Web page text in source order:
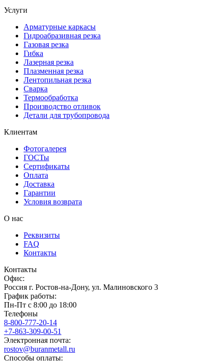
Услуги
Арматурные каркасы
Гидроабразивная резка
Газовая резка
Гибка
Лазерная резка
Плазменная резка
Лентопильная резка
Сварка
Термообработка
Производство отливок
Детали для трубопровода
Клиентам
Фотогалерея
ГОСТы
Сертификаты
Оплата
Доставка
Гарантии
Условия возврата
О нас
Реквизиты
FAQ
Контакты
Контакты
Офис:
Россия г. Ростов-на-Дону, ул. Малиновского 3
График работы:
Пн-Пт с 8:00 до 18:00
Телефоны
8-800-777-20-14
+7-863-309-00-51
Электронная почта:
rostov@buranmetall.ru
Способы оплаты: